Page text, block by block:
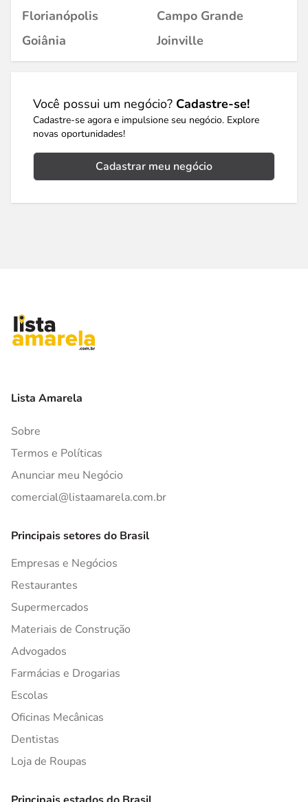
Florianópolis
Campo Grande
Goiânia
Joinville
Você possui um negócio? Cadastre-se!
Cadastre-se agora e impulsione seu negócio. Explore
novas oportunidades!
Cadastrar meu negócio
Lista Amarela
Sobre
Termos e Políticas
Anunciar meu Negócio
comercial@listaamarela.com.br
Principais setores do Brasil
Empresas e Negócios
Restaurantes
Supermercados
Materiais de Construção
Advogados
Farmácias e Drogarias
Escolas
Oficinas Mecânicas
Dentistas
Loja de Roupas